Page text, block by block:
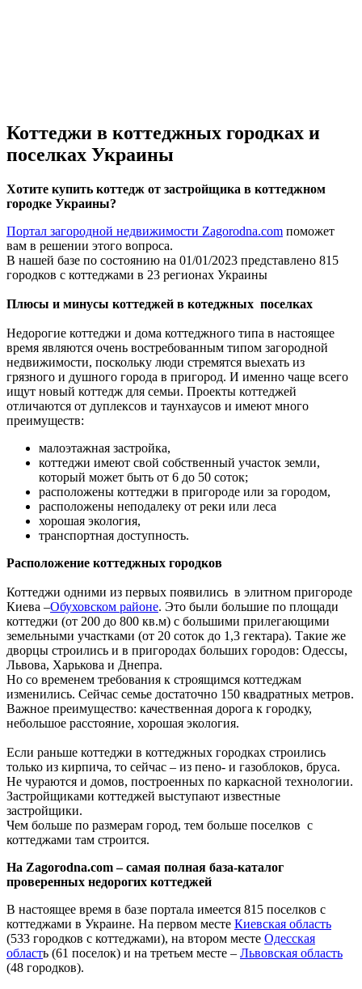
Коттеджи в коттеджных городках и
поселках Украины
Хотите купить коттедж от застройщика в коттеджном
городке Украины?
Портал загородной недвижимости Zagorodna.com поможет
вам в решении этого вопроса.
В нашей базе по состоянию на 01/01/2023 представлено 815
городков с коттеджами в 23 регионах Украины
Плюсы и минусы коттеджей в котеджных поселках
Недорогие коттеджи и дома коттеджного типа в настоящее
время являются очень востребованным типом загородной
недвижимости, поскольку люди стремятся выехать из
грязного и душного города в пригород. И именно чаще всего
ищут новый коттедж для семьи. Проекты коттеджей
отличаются от дуплексов и таунхаусов и имеют много
преимуществ:
малоэтажная застройка,
коттеджи имеют свой собственный участок земли,
который может быть от 6 до 50 соток;
расположены коттеджи в пригороде или за городом,
расположены неподалеку от реки или леса
хорошая экология,
транспортная доступность.
Расположение коттеджных городков
Коттеджи одними из первых появились в элитном пригороде
Киева –Обуховском районе. Это были большие по площади
коттеджи (от 200 до 800 кв.м) с большими прилегающими
земельными участками (от 20 соток до 1,3 гектара). Такие же
дворцы строились и в пригородах больших городов: Одессы,
Львова, Харькова и Днепра.
Но со временем требования к строящимся коттеджам
изменились. Сейчас семье достаточно 150 квадратных метров.
Важное преимущество: качественная дорога к городку,
небольшое расстояние, хорошая экология.
Если раньше коттеджи в коттеджных городках строились
только из кирпича, то сейчас – из пено- и газоблоков, бруса.
Не чураются и домов, построенных по каркасной технологии.
Застройщиками коттеджей выступают известные
застройщики.
Чем больше по размерам город, тем больше поселков с
коттеджами там строится.
На Zagorodna.com – самая полная база-каталог
проверенных недорогих коттеджей
В настоящее время в базе портала имеется 815 поселков с
коттеджами в Украине. На первом месте Киевская область
(533 городков с коттеджами), на втором месте Одесская
область (61 поселок) и на третьем месте – Львовская область
(48 городков).